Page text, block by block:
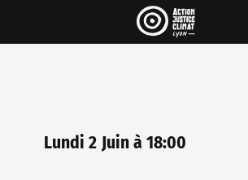
Lundi 2 Juin à 18:00